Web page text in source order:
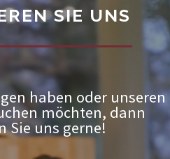
SIE UNS
haben oder unseren
möchten, dann
Sie uns gerne!